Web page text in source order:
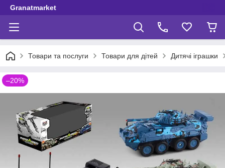
Granatmarket
Товари та послуги Товари для дітей Дитячі іграшки
–20%